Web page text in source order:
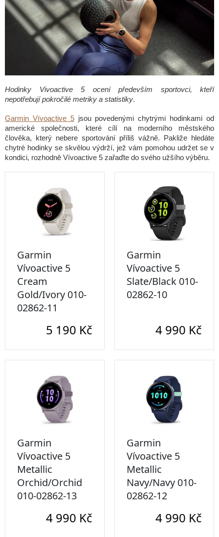
Hodinky Vivoactive 5 ocení především sportovci, kteří
nepotřebují pokročilé metriky a statistiky.
Garmin Vívoactive 5jsou povedenými chytrými hodinkami od
americké společnosti, které cílí na moderního městského
člověka, který nebere sportování příliš vážně. Pakliže hledáte
chytré hodinky se skvělou výdrží, jež vám pomohou udržet se v
kondici, rozhodně Vívoactive 5 zařaďte do svého užšího výběru.